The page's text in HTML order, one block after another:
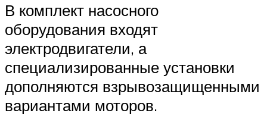
В комплект насосного
оборудования входят
электродвигатели, а
специализированные установки
дополняются взрывозащищенными
вариантами моторов.